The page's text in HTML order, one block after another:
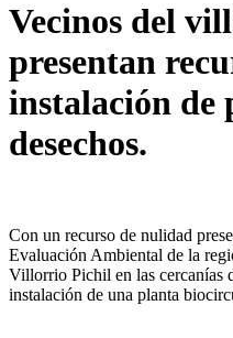
Vecinos del
presentan
instalación de
desechos.
Con un recurso de nulidad
Evaluación Ambiental de la
Villorrio Pichil en las cercanías
instalación de una planta